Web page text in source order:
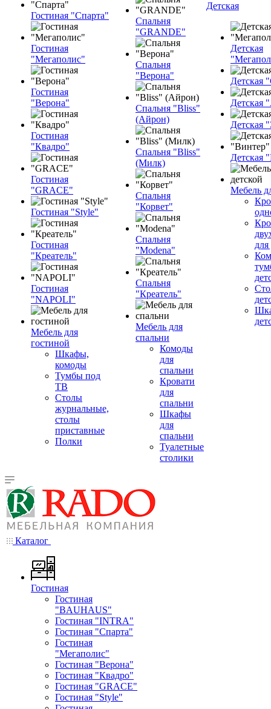
Гостиная "Спарта"
Гостиная
"Мегаполис"
Гостиная
"Верона"
Гостиная
"Квадро"
Гостиная
"GRACE"
Гостиная "Style"
Гостиная
"Креатель"
Гостиная
"NAPOLI"
Мебель для
гостиной
Шкафы,
комоды
Тумбы под
ТВ
Столы
журнальные,
столы
приставные
Полки
Спальня
"GRANDE"
Спальня
"Верона"
Спальня "Bliss"
(Айрон)
Спальня "Bliss"
(Милк)
Спальня
"Корвет"
Спальня
"Modena"
Спальня
"Креатель"
Мебель для
спальни
Комоды
для
спальни
Кровати
для
спальни
Шкафы
для
спальни
Туалетные
столики
Детская
Детская
Детская
Детская
Детская
Детская
Мебель
для
Каталог
Гостиная
Гостиная
"BAUHAUS"
Гостиная "INTRA"
Гостиная "Спарта"
Гостиная
"Мегаполис"
Гостиная "Верона"
Гостиная "Квадро"
Гостиная "GRACE"
Гостиная "Style"